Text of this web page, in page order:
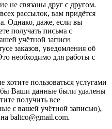
не связаны друг с другом.
рассылок, вам придётся
Однако, даже, если вы
получать письма с
учётной записи
заказов, уведомления об
необходимо для работы с
пользоваться услугами
Ваши данные были удалены
получить все
с вашей учётной записью),
baltco@gmail.com.